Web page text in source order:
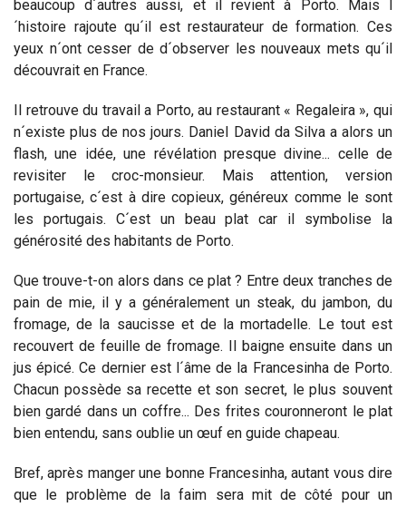
beaucoup d´autres aussi, et il revient à Porto. Mais l
´histoire rajoute qu´il est restaurateur de formation. Ces
yeux n´ont cesser de d´observer les nouveaux mets qu´il
découvrait en France.
Il retrouve du travail a Porto, au restaurant « Regaleira », qui
n´existe plus de nos jours. Daniel David da Silva a alors un
flash, une idée, une révélation presque divine... celle de
revisiter le croc-monsieur. Mais attention, version
portugaise, c´est à dire copieux, généreux comme le sont
les portugais. C´est un beau plat car il symbolise la
générosité des habitants de Porto.
Que trouve-t-on alors dans ce plat ? Entre deux tranches de
pain de mie, il y a généralement un steak, du jambon, du
fromage, de la saucisse et de la mortadelle. Le tout est
recouvert de feuille de fromage. Il baigne ensuite dans un
jus épicé. Ce dernier est l´âme de la Francesinha de Porto.
Chacun possède sa recette et son secret, le plus souvent
bien gardé dans un coffre... Des frites couronneront le plat
bien entendu, sans oublie un œuf en guide chapeau.
Bref, après manger une bonne Francesinha, autant vous dire
que le problème de la faim sera mit de côté pour un